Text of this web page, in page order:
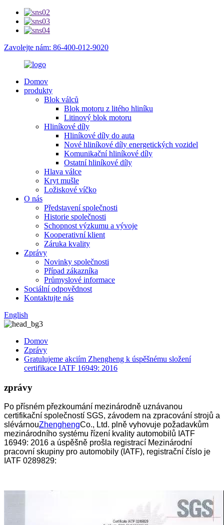
Zavolejte nám: 86-400-012-9020
Domov
produkty
Blok válců
Blok motoru z litého hliníku
Litinový blok motoru
Hliníkové díly
Hliníkové díly do auta
Nové hliníkové díly energetických vozidel
Komunikační hliníkové díly
Ostatní hliníkové díly
Hlava válce
Kryt mušle
Ložiskové víčko
O nás
Představení společnosti
Historie společnosti
Schopnost výzkumu a vývoje
Kooperativní klient
Záruka kvality
Zprávy
Novinky společnosti
Případ zákazníka
Průmyslové informace
Sociální odpovědnost
Kontaktujte nás
English
Domov
Zprávy
Gratulujeme akciím Zhengheng k úspěšnému složení
certifikace IATF 16949: 2016
zprávy
Po přísném přezkoumání mezinárodně uznávanou
certifikační společností SGS, závodem na zpracování strojů a
slévárnouZhenghengCo., Ltd. plně vyhovuje požadavkům
mezinárodního systému řízení kvality automobilů IATF
16949: 2016 a úspěšně prošla registrací Mezinárodní
pracovní skupiny pro automobily (IATF), registrační číslo je
IATF 0289829: